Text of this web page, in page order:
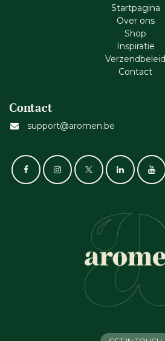
Startpagina
Ove​r​ ons
Shop
Inspiratie
Verzendbeleid
Cont​act
Contact
support@aromen.be